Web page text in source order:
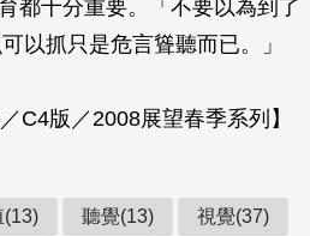
都十分重要。「不要以為到了
以抓只是危言聳聽而已。」
C4版／2008展望春季系列】
(13) 聽覺(13) 視覺(37)